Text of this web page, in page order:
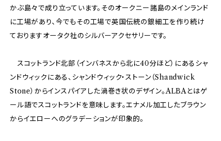
かぶ島々で成り立っています。そのオークニー諸島のメインランド
に工場があり、今でもその工場で英国伝統の銀細工を作り続け
ておりますオータク社のシルバーアクセサリーです。
スコットランド北部（インバネスから北に40分ほど）にあるシャ
ンドウィックにある、シャンドウィック・ストーン（Shandwick
Stone）からインスパイアした渦巻き状のデザイン。ALBAとはゲ
ール語でスコットランドを意味します。エナメル加工したブラウン
からイエローへのグラデーションが印象的。